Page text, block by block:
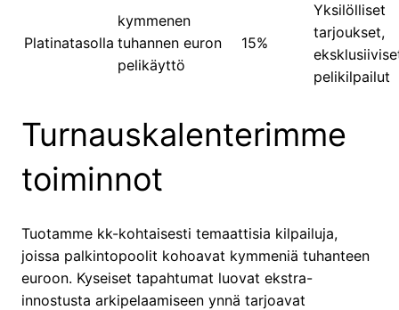
Platinatasolla
kymmenen
tuhannen euron
pelikäyttö
15%
Yksilölliset
tarjoukset,
pelikilpailut
Turnauskalenterimme
toiminnot
Tuotamme kk-kohtaisesti temaattisia kilpailuja,
joissa palkintopoolit kohoavat kymmeniä tuhanteen
euroon. Kyseiset tapahtumat luovat ekstra-
innostusta arkipelaamiseen ynnä tarjoavat